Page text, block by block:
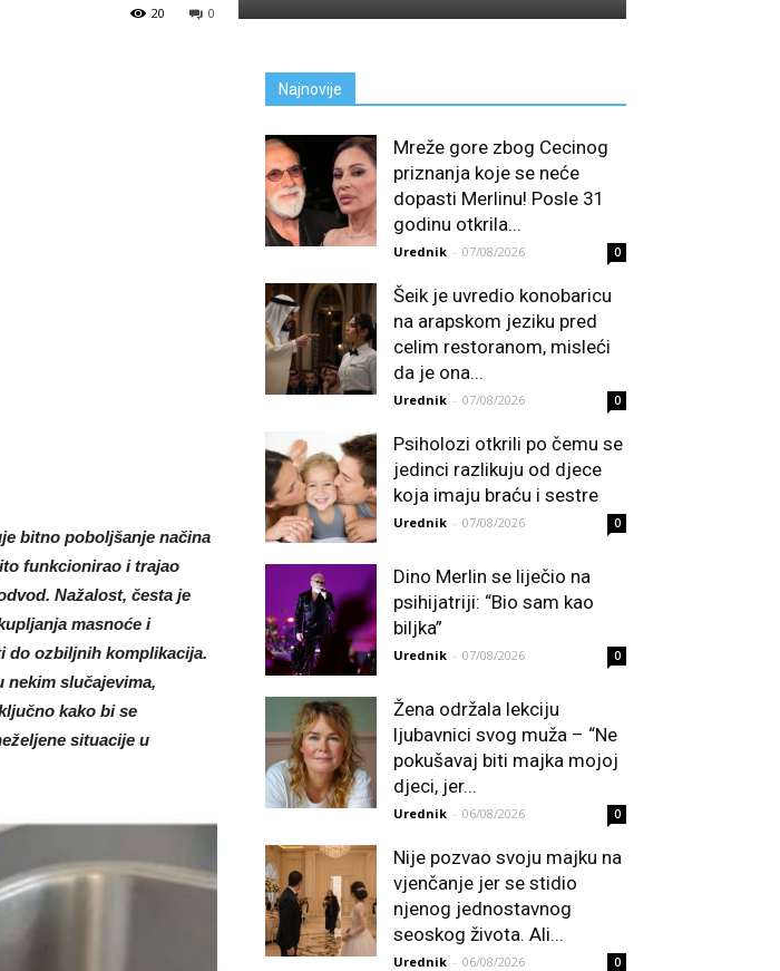
0
20
bitno poboljšanje načina
funkcionirao i trajao
Nažalost, česta je
masnoće i
do ozbiljnih komplikacija.
nekim slučajevima,
kako bi se
situacije u
Najnovije
Mreže gore zbog Cecinog
priznanja koje se neće
dopasti Merlinu! Posle 31
godinu otkrila...
Urednik - 07/08/2026 0
Šeik je uvredio konobaricu
na arapskom jeziku pred
celim restoranom, misleći
da je ona...
Urednik - 07/08/2026 0
Psiholozi otkrili po čemu se
jedinci razlikuju od djece
koja imaju braću i sestre
Urednik - 07/08/2026 0
Dino Merlin se liječio na
psihijatriji: “Bio sam kao
biljka”
Urednik - 07/08/2026 0
Žena održala lekciju
ljubavnici svog muža – “Ne
pokušavaj biti majka mojoj
djeci, jer...
Urednik - 06/08/2026 0
Nije pozvao svoju majku na
vjenčanje jer se stidio
njenog jednostavnog
seoskog života. Ali...
Urednik - 06/08/2026 0